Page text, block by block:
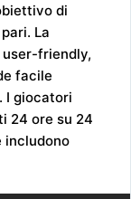
di
La
friendly,
facile
I giocatori
24 ore su 24
includono